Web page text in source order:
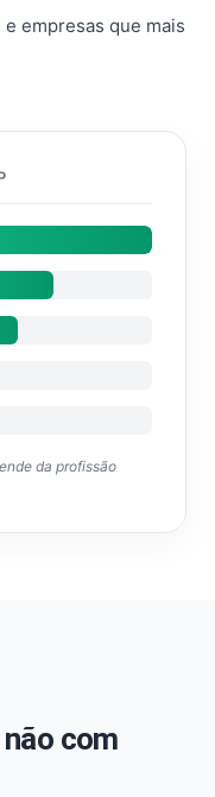
e empresas que mais
da profissão
com